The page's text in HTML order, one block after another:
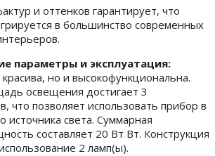
и оттенков гарантирует, что
в большинство современных
параметры и эксплуатация:
но и высокофункциональна.
освещения достигает 3
что позволяет использовать прибор в
источника света. Суммарная
составляет 20 Вт Вт. Конструкция
2 ламп(ы).